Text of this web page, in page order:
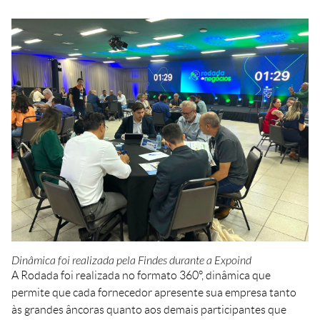
Dinâmica foi realizada pela Findes durante a Expoind
A Rodada foi realizada no formato 360°, dinâmica que
permite que cada fornecedor apresente sua empresa tanto
às grandes âncoras quanto aos demais participantes que